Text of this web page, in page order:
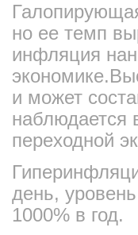
но ее темп
инфляция
и может
наблюдается
пeрeходной
день,
1000% в год.